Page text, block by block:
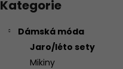
Přeskočit
kategorie
Kategorie
Dámská móda
Jaro/léto sety
Mikiny